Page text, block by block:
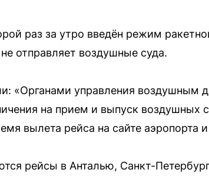
раз за утро введён режим
отправляет воздушные суда.
«Органами управления воздушным
на прием и выпуск воздушных
вылета рейса на сайте аэропорта
рейсы в Анталью, Санкт-